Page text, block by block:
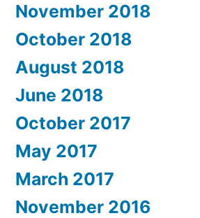
November 2018
October 2018
August 2018
June 2018
October 2017
May 2017
March 2017
November 2016